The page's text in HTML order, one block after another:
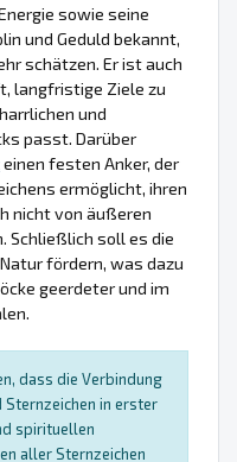
sowie seine
und Geduld bekannt,
schätzen. Er ist auch
langfristige Ziele zu
und
passt. Darüber
einen festen Anker, der
ermöglicht, ihren
nicht von äußeren
Schließlich soll es die
fördern, was dazu
geerdeter und im
dass die Verbindung
in erster
spirituellen
aller Sternzeichen